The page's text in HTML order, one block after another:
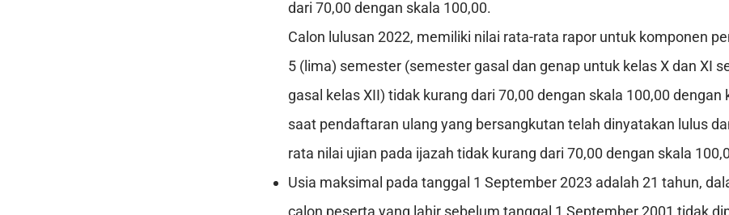
dari 70,00 dengan skala 100,00.
Calon lulusan 2022, memiliki nilai rata-rata rapor untuk komponen
5 (lima) semester (semester gasal dan genap untuk kelas X dan XI
gasal kelas XII) tidak kurang dari 70,00 dengan skala 100,00 dengan
saat pendaftaran ulang yang bersangkutan telah dinyatakan lulus
rata nilai ujian pada ijazah tidak kurang dari 70,00 dengan skala
Usia maksimal pada tanggal 1 September 2023 adalah 21 tahun,